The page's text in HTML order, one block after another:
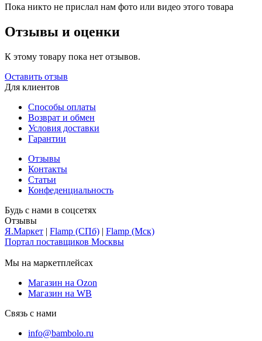
Пока никто не прислал нам фото или видео этого товара
Отзывы и оценки
К этому товару пока нет отзывов.
Оставить отзыв
Для клиентов
Способы оплаты
Возврат и обмен
Условия доставки
Гарантии
Отзывы
Контакты
Статьи
Конфеденциальность
Будь с нами в соцсетях
Отзывы
Я.Маркет | Flamp (СПб) | Flamp (Мск)
Портал поставщиков Москвы
Мы на маркетплейсах
Магазин на Ozon
Магазин на WB
Связь с нами
info@bambolo.ru